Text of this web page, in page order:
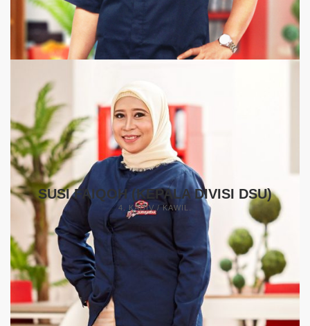
SUSI FAIQOH (KEPALA DIVISI DSU)
4. KADIV / KAWIL.